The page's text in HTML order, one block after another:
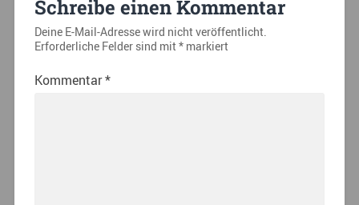
Schreibe einen Kommentar
Deine E-Mail-Adresse wird nicht veröffentlicht.
Erforderliche Felder sind mit*markiert
Kommentar*